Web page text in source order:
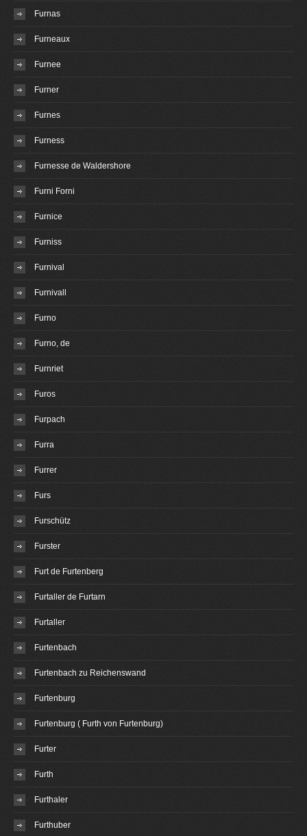
Furnas
Furneaux
Furnee
Furner
Furnes
Furness
Furnesse de Waldershore
Furni Forni
Furnice
Furniss
Furnival
Furnivall
Furno
Furno, de
Furnriet
Furos
Furpach
Furra
Furrer
Furs
Furschütz
Furster
Furt de Furtenberg
Furtaller de Furtarn
Furtaller
Furtenbach
Furtenbach zu Reichenswand
Furtenburg
Furtenburg ( Furth von Furtenburg)
Furter
Furth
Furthaler
Furthuber